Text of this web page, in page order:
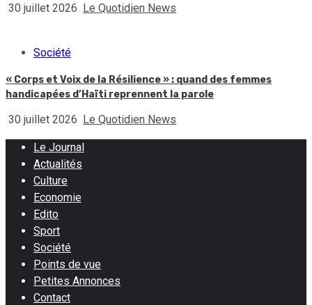
30 juillet 2026 Le Quotidien News
Société
« Corps et Voix de la Résilience » : quand des femmes
handicapées d’Haïti reprennent la parole
30 juillet 2026 Le Quotidien News
Le Journal
Actualités
Culture
Economie
Edito
Sport
Société
Points de vue
Petites Annonces
Contact